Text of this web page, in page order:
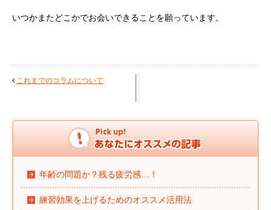
いつかまたどこかでお会いできることを願っています。
これまでのコラムについて
年齢の問題か？残る疲労感…！
練習効果を上げるためのオススメ活用法